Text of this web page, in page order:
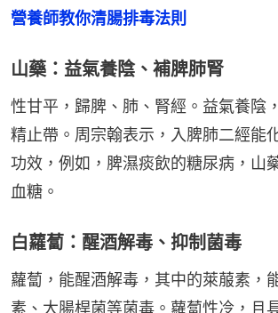
營養師教你清腸排毒法則
山藥：益氣養陰、補脾肺腎
性甘平，歸脾、肺、腎經。益氣養陰
精止帶。周宗翰表示，入脾肺二經能
功效，例如，脾濕痰飲的糖尿病，山
血糖。
白蘿蔔：醒酒解毒、抑制菌毒
蘿蔔，能醒酒解毒，其中的萊菔素，
素、大腸桿菌等菌毒。蘿蔔性冷，且